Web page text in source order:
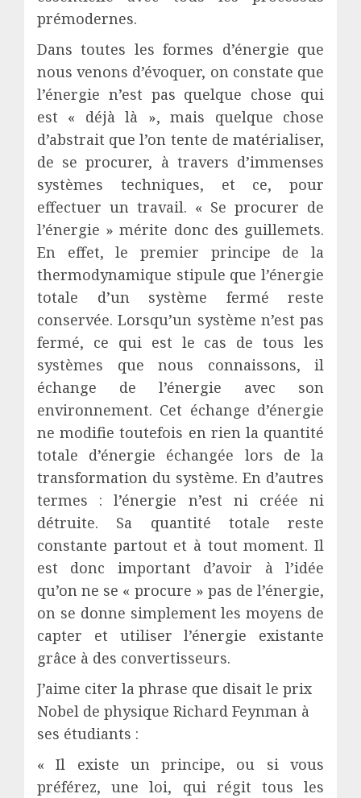
prémodernes.
Dans toutes les formes d’énergie que
nous venons d’évoquer, on constate que
l’énergie n’est pas quelque chose qui
est « déjà là », mais quelque chose
d’abstrait que l’on tente de matérialiser,
de se procurer, à travers d’immenses
systèmes techniques, et ce, pour
effectuer un travail. « Se procurer de
l’énergie » mérite donc des guillemets.
En effet, le premier principe de la
thermodynamique stipule que l’énergie
totale d’un système fermé reste
conservée. Lorsqu’un système n’est pas
fermé, ce qui est le cas de tous les
systèmes que nous connaissons, il
échange de l’énergie avec son
environnement. Cet échange d’énergie
ne modifie toutefois en rien la quantité
totale d’énergie échangée lors de la
transformation du système. En d’autres
termes : l’énergie n’est ni créée ni
détruite. Sa quantité totale reste
constante partout et à tout moment. Il
est donc important d’avoir à l’idée
qu’on ne se « procure » pas de l’énergie,
on se donne simplement les moyens de
capter et utiliser l’énergie existante
grâce à des convertisseurs.
J’aime citer la phrase que disait le prix
Nobel de physique Richard Feynman à
ses étudiants :
« Il existe un principe, ou si vous
préférez, une loi, qui régit tous les